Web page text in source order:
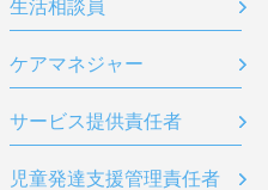
生活相談員
ケアマネジャー
サービス提供責任者
児童発達支援管理責任者